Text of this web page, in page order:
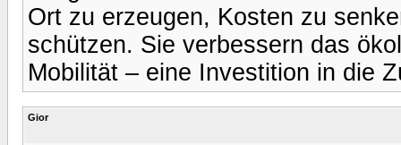
Ort zu erzeugen, Kosten zu
schützen. Sie verbessern das
Mobilität – eine Investition in die
Gior